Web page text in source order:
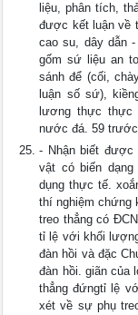
liệu, phân tích,
được kết luận về
cao su, dây dẫn
gốm sứ liệu an
sánh để (cối,
luận số sứ),
lương thực thực
nước đá. 59 trước
- Nhận biết được
vật có biến
dụng thực tế.
thí nghiệm chứng
treo thẳng có
tỉ lệ với khối
đàn hồi và đặc
đàn hồi. giãn của
thẳng đứngtỉ lệ
xét về sự phụ